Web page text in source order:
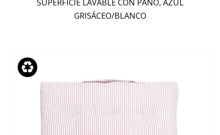
SUPERFICIE LAVABLE CON PAÑO, AZUL
GRISÁCEO/BLANCO